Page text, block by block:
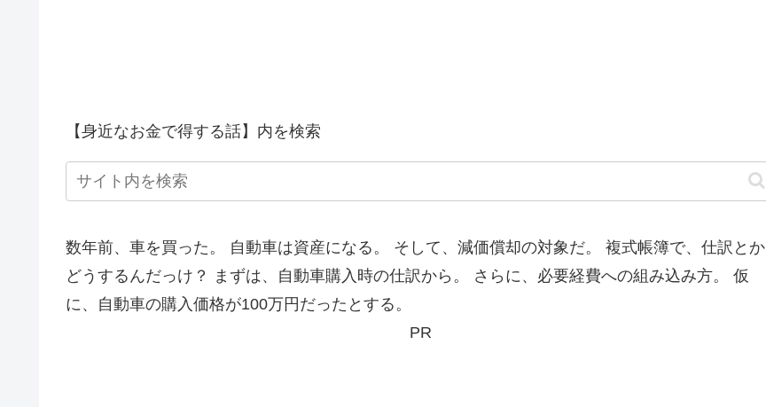
【身近なお金で得する話】内を検索
数年前、車を買った。 自動車は資産になる。 そして、減価償却の対象だ。 複式帳簿で、仕訳とか
どうするんだっけ？ まずは、自動車購入時の仕訳から。 さらに、必要経費への組み込み方。 仮
に、自動車の購入価格が100万円だったとする。
PR